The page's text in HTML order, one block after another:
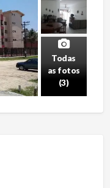
Todas
as fotos
(3)